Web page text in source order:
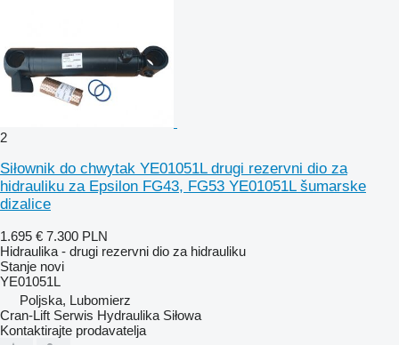
2
Siłownik do chwytak YE01051L drugi rezervni dio za
hidrauliku za Epsilon FG43, FG53 YE01051L šumarske
dizalice
1.695 € 7.300 PLN
Hidraulika - drugi rezervni dio za hidrauliku
Stanje novi
YE01051L
Poljska, Lubomierz
Cran-Lift Serwis Hydraulika Siłowa
Kontaktirajte prodavatelja